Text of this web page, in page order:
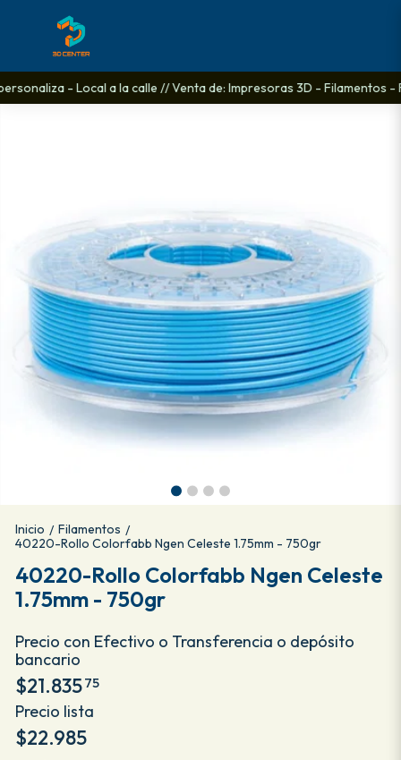
- Local a la calle // Venta de: Impresoras 3D - Filamentos -
Inicio / Filamentos /
40220-Rollo Colorfabb Ngen Celeste 1.75mm - 750gr
40220-Rollo Colorfabb Ngen Celeste
1.75mm - 750gr
Precio con Efectivo o Transferencia o depósito
bancario
$21.83575
Precio lista
$22.985